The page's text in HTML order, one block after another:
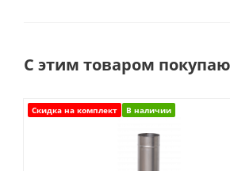
С этим товаром
Скидка на комплект В наличии